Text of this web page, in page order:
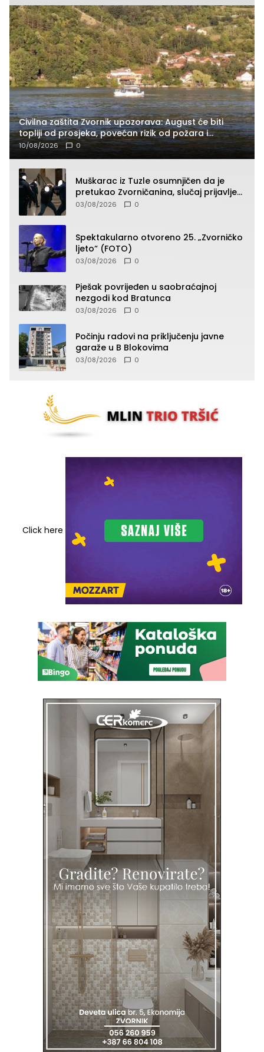
Civilna zaštita Zvornik upozorava: August će biti
topliji od prosjeka, povećan rizik od požara i
nestašice vode
10/08/2026 0
Muškarac iz Tuzle osumnjičen da je
pretukao Zvorničanina, slučaj prijavljen
tužilaštvu
03/08/2026 0
Spektakularno otvoreno 25. „Zvorničko
ljeto“ (FOTO)
03/08/2026 0
Pješak povrijeđen u saobraćajnoj
nezgodi kod Bratunca
03/08/2026 0
Počinju radovi na priključenju javne
garaže u B Blokovima
03/08/2026 0
Click here